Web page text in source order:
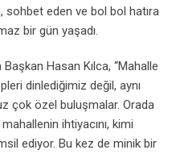
sohbet eden ve bol bol hatıra
bir gün yaşadı.
Hasan Kılca, “Mahalle
dinlediğimiz değil, aynı
çok özel buluşmalar. Orada
ihtiyacını, kimi
ediyor. Bu kez de minik bir